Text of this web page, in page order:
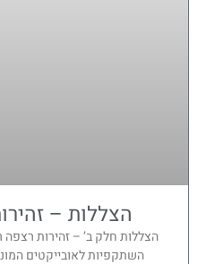
הצללות –
הצללות חלק ב’ – זהירות רצפה
השתקפיות לאובייקטים